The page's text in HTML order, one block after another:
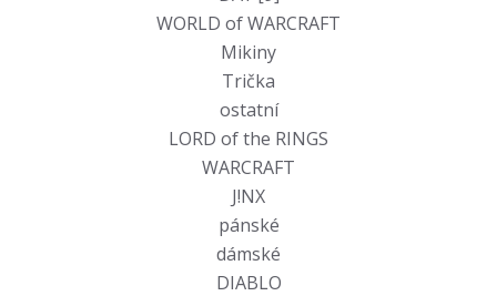
WORLD of WARCRAFT
Mikiny
Trička
ostatní
LORD of the RINGS
WARCRAFT
J!NX
pánské
dámské
DIABLO